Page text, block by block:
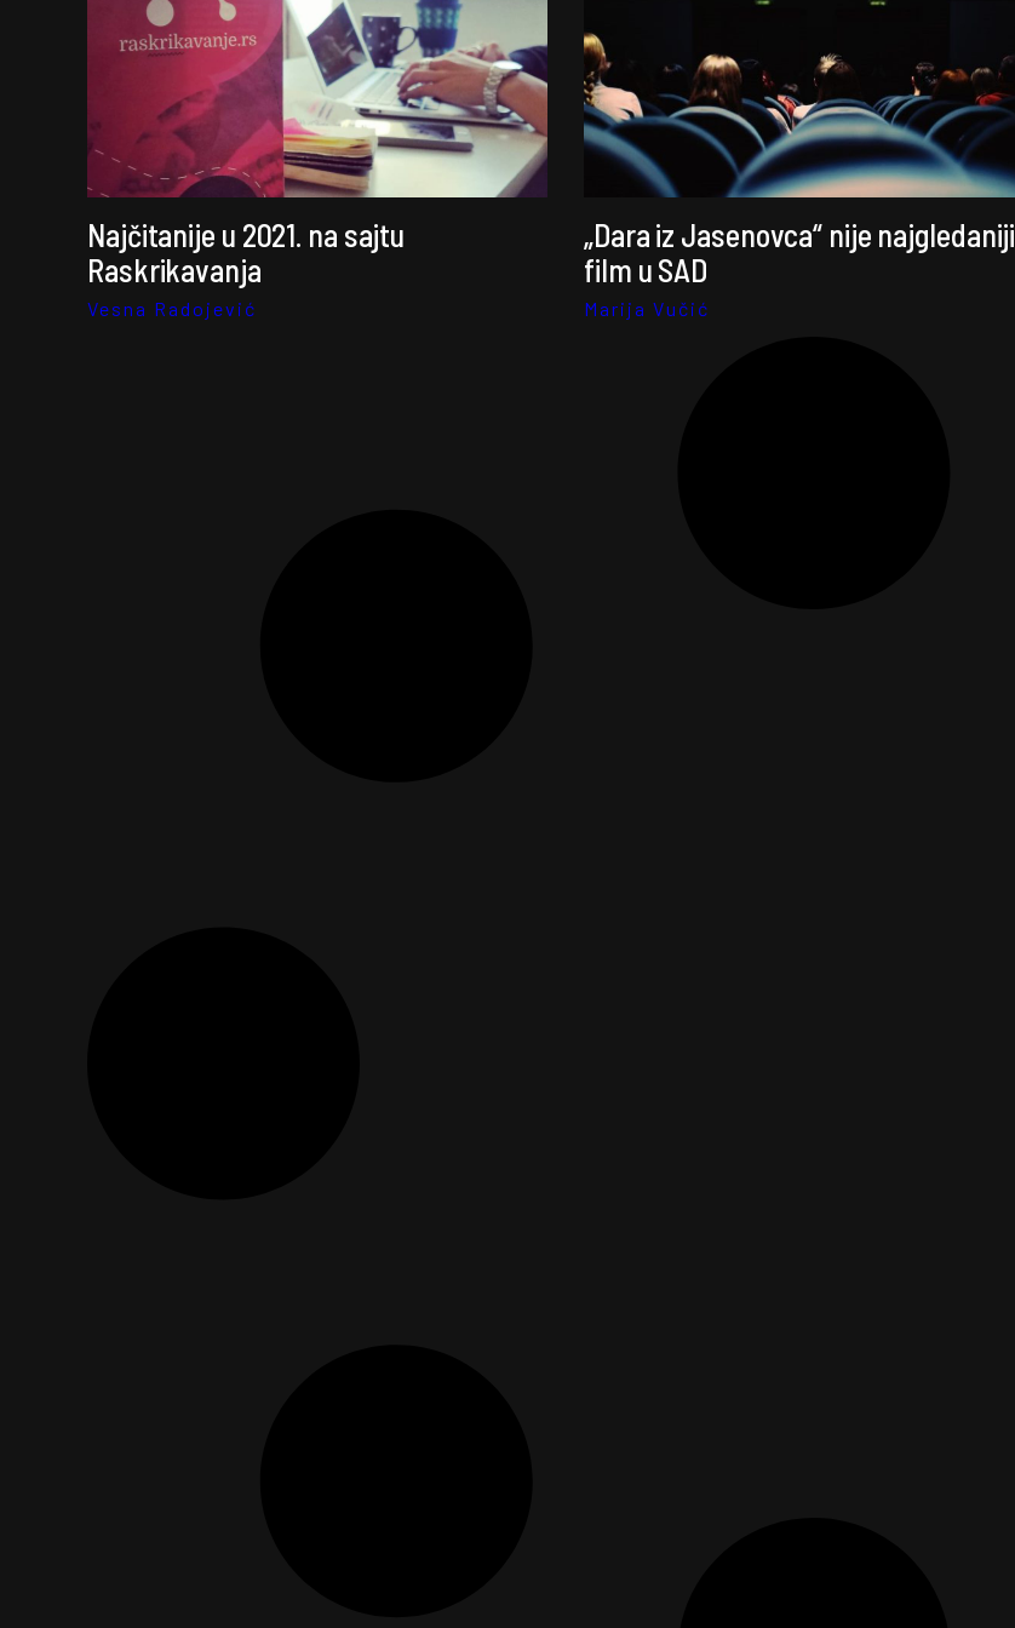
Najčitanije u 2021. na sajtu
Raskrikavanja
Vesna Radojević
„Dara iz Jasenovca“ nije najgledaniji
film u SAD
Marija Vučić